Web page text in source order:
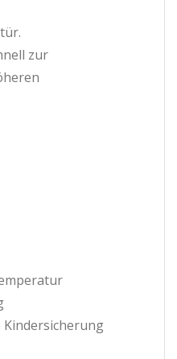
zur
Kindersicherung